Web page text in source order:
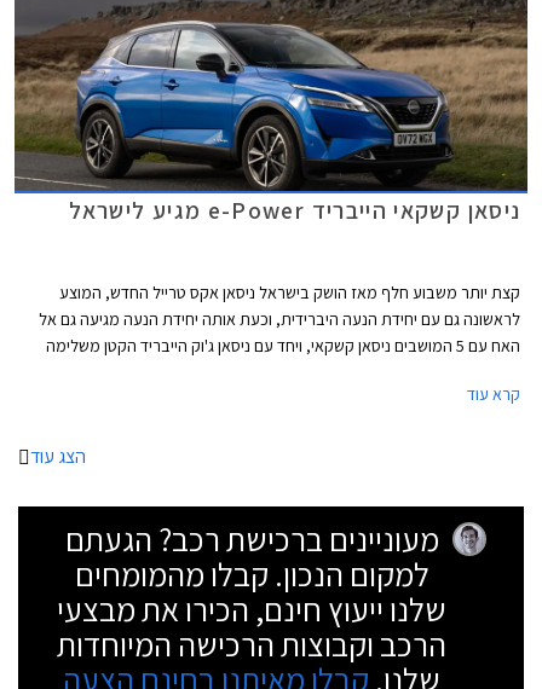
ניסאן קשקאי הייבריד e-Power מגיע לישראל
קצת יותר משבוע חלף מאז הושק בישראל ניסאן אקס טרייל החדש, המוצע
לראשונה גם עם יחידת הנעה היברידית, וכעת אותה יחידת הנעה מגיעה גם אל
האח עם 5 המושבים ניסאן קשקאי, ויחד עם ניסאן ג'וק הייבריד הקטן משלימה
עם מנוע חשמלי חזק ומנוע טורבו בנזין המשמש כגנרטור, וכעת הגרסה
הייבריד המוכרות למעט גריל קדמי שחלקו אטום, ותגי e-Power על הדלתות
הקדמיות ועל דלת תא המטען. מחירו של ניסאן קשקאי הייבריד יקר ב- 28,000
₪ ביחס לגרסאות המיילד הייבריד ברמת אבזור מקבילה, פער שיהיה קשה מאוד
לכסות באמצעות החסכון בדלק.
קרא עוד
הצג עוד
מעוניינים ברכישת רכב? הגעתם
למקום הנכון. קבלו מהמומחים
שלנו ייעוץ חינם, הכירו את מבצעי
הרכב וקבוצות הרכישה המיוחדות
שלנו. קבלו מאיתנו בחינם הצעה